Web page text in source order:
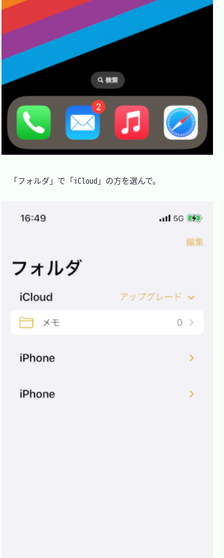
「フォルダ」で「iCloud」の方を選んで。